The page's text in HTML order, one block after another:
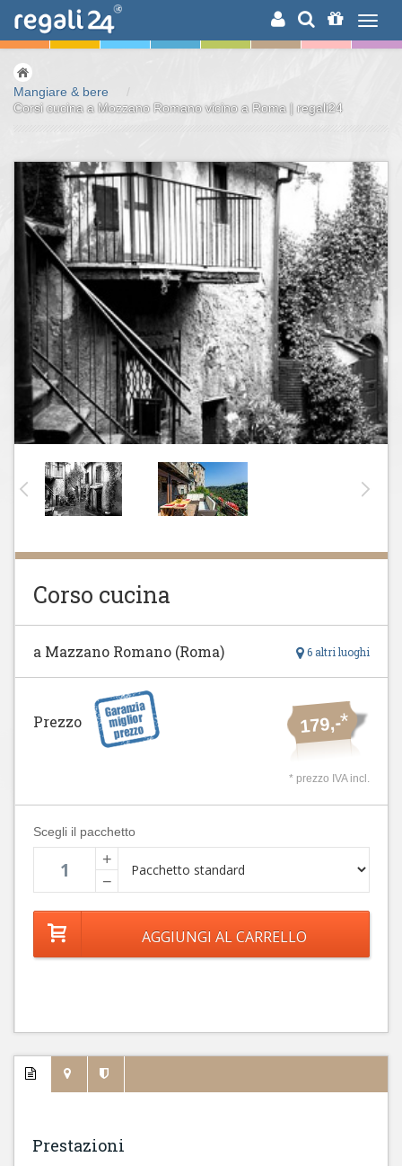
RICERCA
Mangiare & bere
/
Corsi cucina a Mozzano Romano vicino a Roma | regali24
Corso cucina
6 altri luoghi
a Mazzano Romano (Roma)
179,-*
Prezzo
* prezzo IVA incl.
Scegli il pacchetto
+
−
Prestazioni